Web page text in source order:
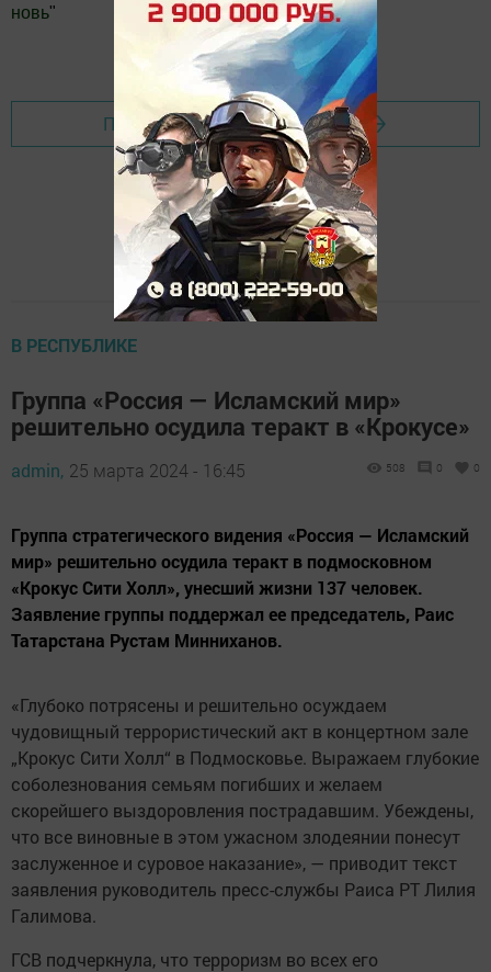
новь"
Добавить Шешминскую новь в Яндекс.Новости
Перейти на страницу новости
В РЕСПУБЛИКЕ
Группа «Россия — Исламский мир»
решительно осудила теракт в «Крокусе»
admin, 25 марта 2024 - 16:45 508 0 0
Группа стратегического видения «Россия — Исламский
мир» решительно осудила теракт в подмосковном
«Крокус Сити Холл», унесший жизни 137 человек.
Заявление группы поддержал ее председатель, Раис
Татарстана Рустам Минниханов.
«Глубоко потрясены и решительно осуждаем
чудовищный террористический акт в концертном зале
„Крокус Сити Холл“ в Подмосковье. Выражаем глубокие
соболезнования семьям погибших и желаем
скорейшего выздоровления пострадавшим. Убеждены,
что все виновные в этом ужасном злодеянии понесут
заслуженное и суровое наказание», — приводит текст
заявления руководитель пресс-службы Раиса РТ Лилия
Галимова.
ГСВ подчеркнула, что терроризм во всех его